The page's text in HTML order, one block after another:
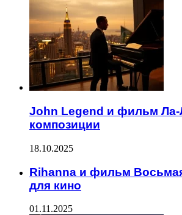
John Legend и фильм
композиции
18.10.2025
Rihanna и фильм
для кино
01.11.2025